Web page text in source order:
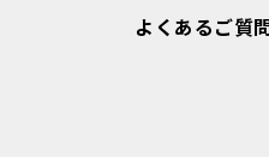
よくあるご質